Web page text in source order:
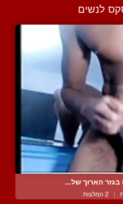
לנשים
הארוך של...
| 2 המלצות